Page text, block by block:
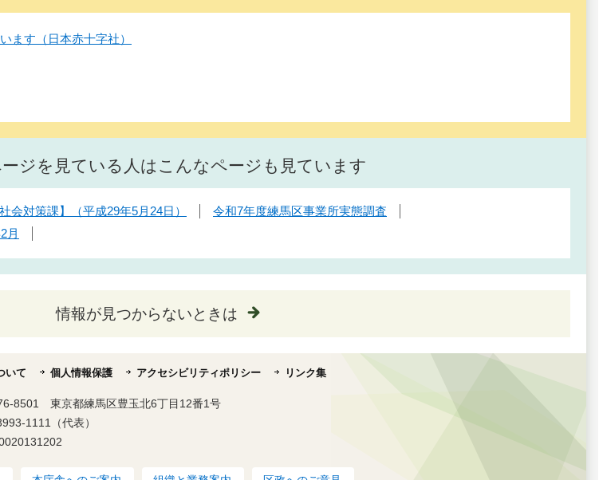
ます（日本赤十字社）
ージを見ている人はこんなページも見ています
会対策課】（平成29年5月24日）
令和7年度練馬区事業所実態調査
月
情報が見つからないときは
いて 個人情報保護 アクセシビリティポリシー リンク集
8501 東京都練馬区豊玉北6丁目12番1号
1111（代表）